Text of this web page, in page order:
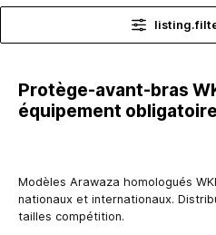
Protège-avant-bras
équipement
Modèles Arawaza homologués
nationaux et internationaux.
tailles compétition.